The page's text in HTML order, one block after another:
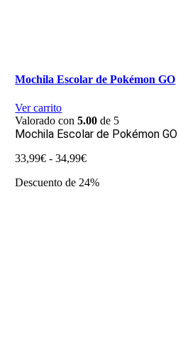
Mochila Escolar de Pokémon GO
Ver carrito
Valorado con5.00 de 5
Mochila Escolar de Pokémon GO
33,99€ - 34,99€Rango
precios:
Descuento de 24%